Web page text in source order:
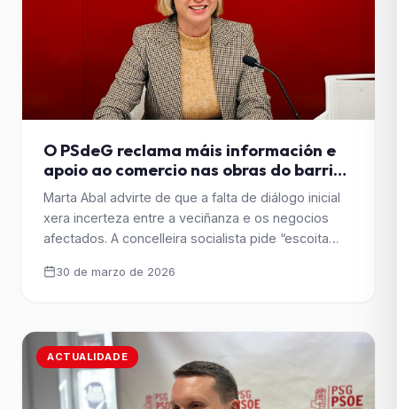
O PSdeG reclama máis información e
apoio ao comercio nas obras do barrio
verde de Pontepedriña
Marta Abal advirte de que a falta de diálogo inicial
xera incerteza entre a veciñanza e os negocios
afectados. A concelleira socialista pide “escoita
todo o proceso. O grupo socialista reclama tamén
último [&hellip;]
30 de marzo de 2026
ACTUALIDADE